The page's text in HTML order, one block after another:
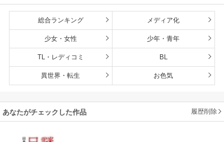
総合ランキング メディア化
少女・女性 少年・青年
TL・レディコミ BL
異世界・転生 お色気
あなたがチェックした作品 履歴削除